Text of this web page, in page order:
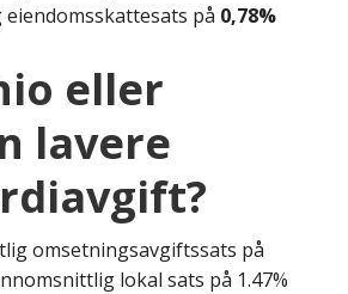
på 0,78%
eller
lavere
omsetningsavgiftssats på
lokal sats på 1.47%